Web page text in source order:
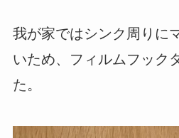
我が家ではシンク周りに
いため、フィルムフック
た。